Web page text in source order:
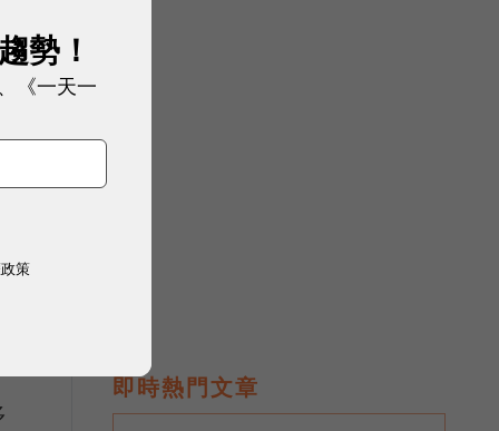
即時熱門文章
勢！
《一天一
策